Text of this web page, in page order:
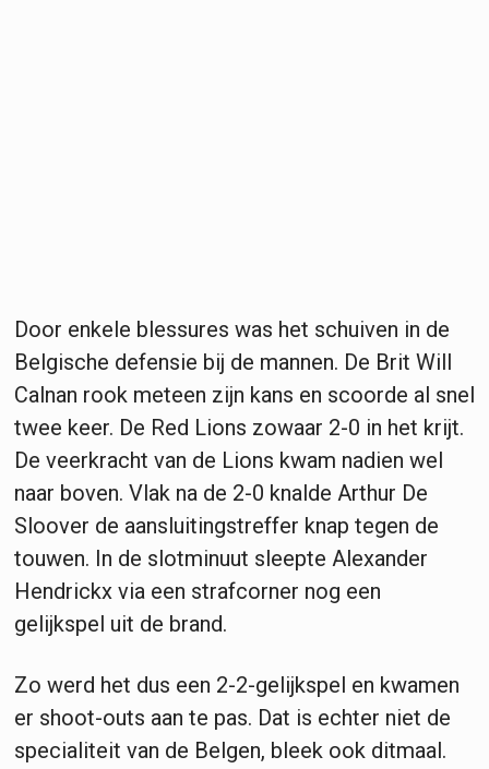
Door enkele blessures was het schuiven in de
Belgische defensie bij de mannen. De Brit Will
Calnan rook meteen zijn kans en scoorde al snel
twee keer. De Red Lions zowaar 2-0 in het krijt.
De veerkracht van de Lions kwam nadien wel
naar boven. Vlak na de 2-0 knalde Arthur De
Sloover de aansluitingstreffer knap tegen de
touwen. In de slotminuut sleepte Alexander
Hendrickx via een strafcorner nog een
gelijkspel uit de brand.
Zo werd het dus een 2-2-gelijkspel en kwamen
er shoot-outs aan te pas. Dat is echter niet de
specialiteit van de Belgen, bleek ook ditmaal.